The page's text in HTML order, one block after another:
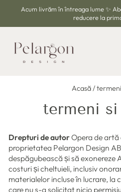
conținut
Acum livrăm în întreaga lume ✨
reducere la
Acasă/
termeni
Drepturi de autorOpera de
proprietatea Pelargon Design
despăgubească și să exonereze
costuri și cheltuieli, inclusiv
materialelor incluse în lucrare, la
care nu s-a solicitat nicio